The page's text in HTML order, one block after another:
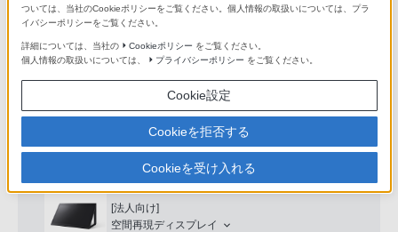
専用窓口のある業務用商品に関するお問い合わせ
以下の製品・サービスは専用窓口がございます。対象の
アイコンをクリックしてリンク先の窓口よりお問い合わ
業務用ディスプレイ・テレビ
[法人向け]ブラビア
[法人向け]
空間再現ディスプレイ
ついては、当社のCookieポリシーをご覧ください。個人情報の取扱いについては、プラ
イバシーポリシーをご覧ください。
詳細については、当社の Cookieポリシー をご覧ください。
個人情報の取扱いについては、
プライバシーポリシー をご覧ください。
Cookie設定
Cookieを拒否する
Cookieを受け入れる